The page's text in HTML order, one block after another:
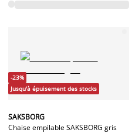
-23%
Jusqu'à épuisement des stocks
SAKSBORG
Chaise empilable SAKSBORG gris